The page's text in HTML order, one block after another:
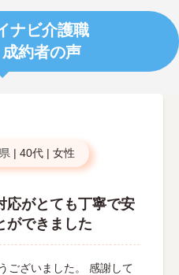
ナビ介護職
約者の声
| 40代 | 女性
応がとても丁寧で安
ができました
ございました。 感謝して